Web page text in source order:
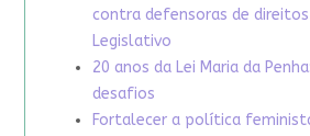
contra defensoras de
Legislativo
20 anos da Lei Maria da
desafios
Fortalecer a política